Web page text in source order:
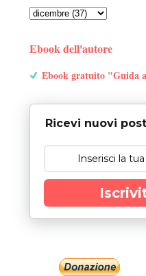
Ebook dell'autore
Ebook gratuito "Guida
Ricevi nuovi